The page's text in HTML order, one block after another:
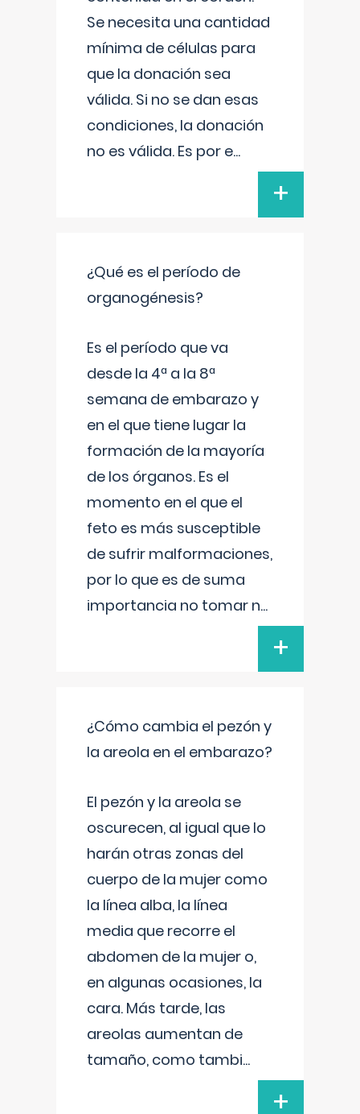
Se necesita una cantidad
mínima de células para
que la donación sea
válida. Si no se dan esas
condiciones, la donación
no es válida. Es por e...
+
¿Qué es el período de
organogénesis?
Es el período que va
desde la 4ª a la 8ª
semana de embarazo y
en el que tiene lugar la
formación de la mayoría
de los órganos. Es el
momento en el que el
feto es más susceptible
de sufrir malformaciones,
por lo que es de suma
importancia no tomar n...
+
¿Cómo cambia el pezón y
la areola en el embarazo?
El pezón y la areola se
oscurecen, al igual que lo
harán otras zonas del
cuerpo de la mujer como
la línea alba, la línea
media que recorre el
abdomen de la mujer o,
en algunas ocasiones, la
cara. Más tarde, las
areolas aumentan de
tamaño, como tambi...
+